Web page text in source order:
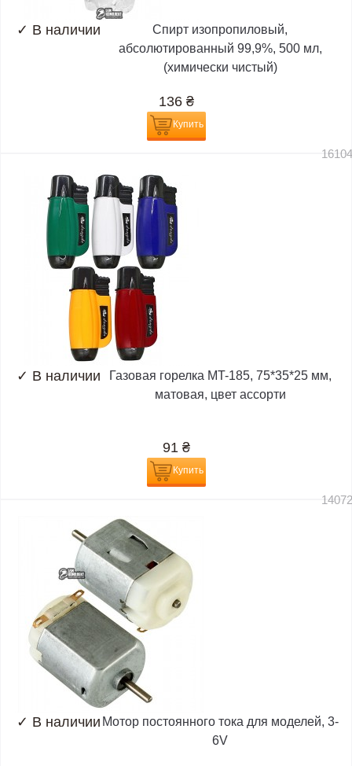
✓ В наличии
Спирт изопропиловый,
абсолютированный 99,9%, 500 мл,
(химически чистый)
136 ₴
Купить
✓ В наличии
Газовая горелка MT-185, 75*35*25 мм,
матовая, цвет ассорти
91 ₴
Купить
✓ В наличии Мотор постоянного тока для моделей, 3-
6V